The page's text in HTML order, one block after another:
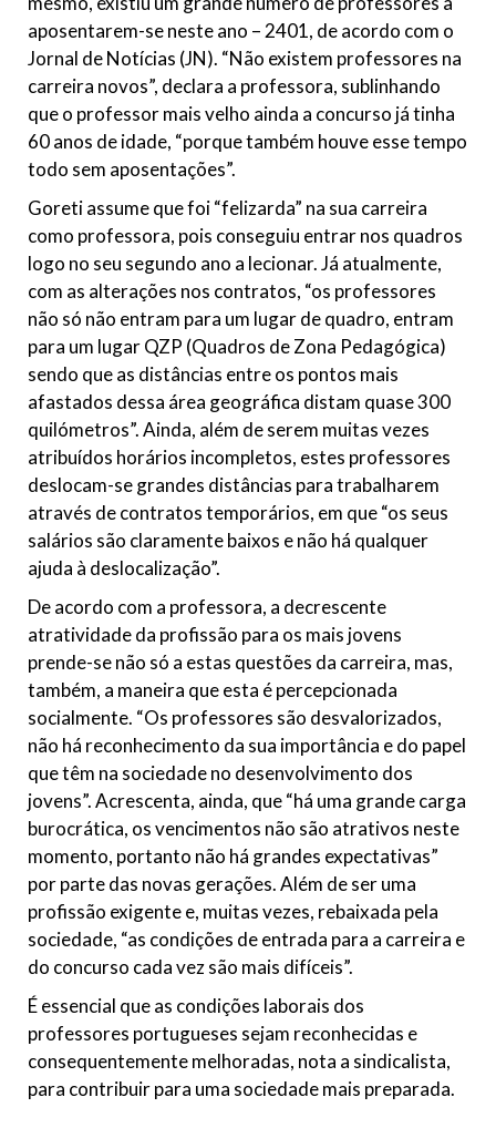
aposentarem-se neste ano – 2401, de acordo com o
Jornal de Notícias (JN). “Não existem professores na
carreira novos”, declara a professora, sublinhando
que o professor mais velho ainda a concurso já tinha
60 anos de idade, “porque também houve esse tempo
todo sem aposentações”.
Goreti assume que foi “felizarda” na sua carreira
como professora, pois conseguiu entrar nos quadros
logo no seu segundo ano a lecionar. Já atualmente,
com as alterações nos contratos, “os professores
não só não entram para um lugar de quadro, entram
para um lugar QZP (Quadros de Zona Pedagógica)
sendo que as distâncias entre os pontos mais
afastados dessa área geográfica distam quase 300
quilómetros”. Ainda, além de serem muitas vezes
atribuídos horários incompletos, estes professores
deslocam-se grandes distâncias para trabalharem
através de contratos temporários, em que “os seus
salários são claramente baixos e não há qualquer
ajuda à deslocalização”.
De acordo com a professora, a decrescente
atratividade da profissão para os mais jovens
prende-se não só a estas questões da carreira, mas,
também, a maneira que esta é percepcionada
socialmente. “Os professores são desvalorizados,
não há reconhecimento da sua importância e do papel
que têm na sociedade no desenvolvimento dos
jovens”. Acrescenta, ainda, que “há uma grande carga
burocrática, os vencimentos não são atrativos neste
momento, portanto não há grandes expectativas”
por parte das novas gerações. Além de ser uma
profissão exigente e, muitas vezes, rebaixada pela
sociedade, “as condições de entrada para a carreira e
do concurso cada vez são mais difíceis”.
É essencial que as condições laborais dos
professores portugueses sejam reconhecidas e
consequentemente melhoradas, nota a sindicalista,
para contribuir para uma sociedade mais preparada.